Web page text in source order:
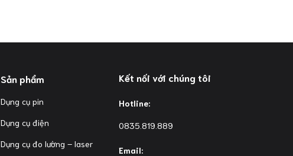
Sản phẩm
Dụng cụ pin
Dụng cụ điện
Dụng cụ đo lường – laser
Kết nối với chúng tôi
Hotline:
0835.819.889
Email: